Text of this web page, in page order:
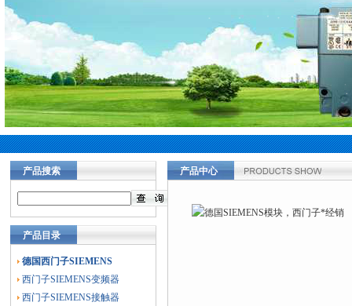
产品搜索
产品目录
德国西门子SIEMENS
西门子SIEMENS变频器
西门子SIEMENS接触器
产品中心